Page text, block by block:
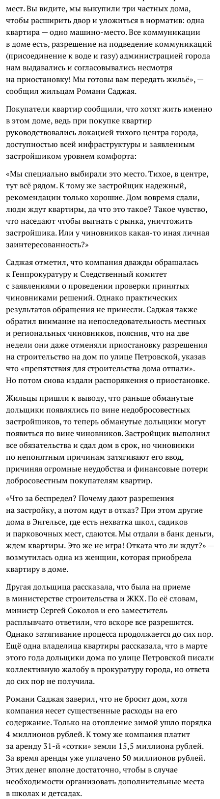
мест. Вы видите, мы выкупили три частных дома,
чтобы расширить двор и уложиться в норматив: одна
квартира — одно машино-место. Все коммуникации
в доме есть, разрешение на подведение коммуникаций
(присоединение к воде и газу) администрацией города
нам выдавались и согласовывались несмотря
на приостановку! Мы готовы вам передать жильё», —
сообщил жильцам Романи Саджая.
Покупатели квартир сообщили, что хотят жить именно
в этом доме, ведь при покупке квартир
руководствовались локацией тихого центра города,
доступностью всей инфраструктуры и заявленным
застройщиком уровнем комфорта:
«Мы специально выбирали это место. Тихое, в центре,
тут всё рядом. К тому же застройщик надежный,
рекомендации только хорошие. Дом вовремя сдали,
люди ждут квартиры, да что это такое? Такое чувство,
что наседают чтобы выгнать с рынка, уничтожить
застройщика. Или у чиновников какая-то иная личная
заинтересованность?»
Саджая отметил, что компания дважды обращалась
к Генпрокуратуру и Следственный комитет
с заявлениями о проведении проверки принятых
чиновниками решений. Однако практических
результатов обращения не принесли. Саджая также
обратил внимание на непоследовательность местных
и региональных чиновников, пояснив, что на две
недели они даже отменяли приостановку разрешения
на строительство на дом по улице Петровской, указав
что «препятствия для строительства дома отпали».
Но потом снова издали распоряжения о приостановке.
Жильцы пришли к выводу, что раньше обманутые
дольщики появлялись по вине недобросовестных
застройщиков, то теперь обманутые дольщики могут
появиться по вине чиновников. Застройщик выполнил
все обязательства и сдал дом в срок, но чиновники
по непонятным причинам затягивают его ввод,
причиняя огромные неудобства и финансовые потери
добросовестным покупателям квартир.
«Что за беспредел? Почему дают разрешения
на застройку, а потом идут в отказ? При этом другие
дома в Энгельсе, где есть нехватка школ, садиков
и парковочных мест, сдаются. Мы отдали в банк деньги,
ждем квартиры. Это же не игра! Отката что ли ждут?» —
возмутилась одна из женщин, которая приобрела
квартиру в доме.
Другая дольщица рассказала, что была на приеме
в министерстве строительства и ЖКХ. По её словам,
министр Сергей Соколов и его заместитель
расплывчато ответили, что вскоре все разрешится.
Однако затягивание процесса продолжается до сих пор.
Ещё одна владелица квартиры рассказала, что в марте
этого года дольщики дома по улице Петровской писали
коллективную жалобу в прокуратуру города, но ответа
до сих пор не получила.
Романи Саджая заверил, что не бросит дом, хотя
компания несет существенные расходы на его
содержание. Только на отопление зимой ушло порядка
4 миллионов рублей. К тому же компания платит
за аренду 31-й «сотки» земли 15,5 миллиона рублей.
За время аренды уже уплачено 50 миллионов рублей.
Этих денег вполне достаточно, чтобы в случае
необходимости организовать дополнительные места
в школах и детсадах.